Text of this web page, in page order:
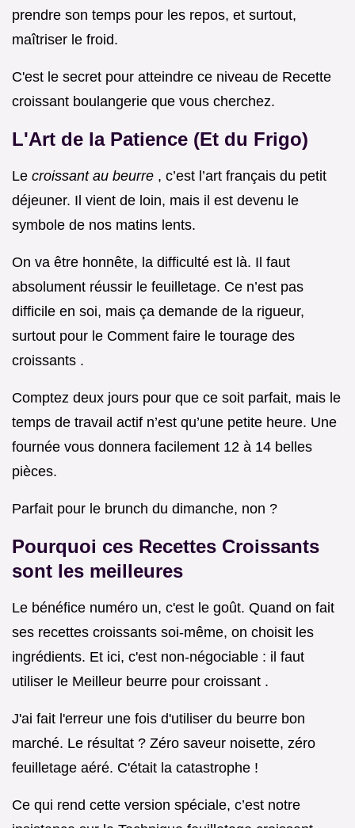
prendre son temps pour les repos, et surtout,
maîtriser le froid.
C'est le secret pour atteindre ce niveau de Recette
croissant boulangerie que vous cherchez.
L'Art de la Patience (Et du Frigo)
Le croissant au beurre , c’est l’art français du petit
déjeuner. Il vient de loin, mais il est devenu le
symbole de nos matins lents.
On va être honnête, la difficulté est là. Il faut
absolument réussir le feuilletage. Ce n’est pas
difficile en soi, mais ça demande de la rigueur,
surtout pour le Comment faire le tourage des
croissants .
Comptez deux jours pour que ce soit parfait, mais le
temps de travail actif n’est qu’une petite heure. Une
fournée vous donnera facilement 12 à 14 belles
pièces.
Parfait pour le brunch du dimanche, non ?
Pourquoi ces Recettes Croissants
sont les meilleures
Le bénéfice numéro un, c'est le goût. Quand on fait
ses recettes croissants soi-même, on choisit les
ingrédients. Et ici, c'est non-négociable : il faut
utiliser le Meilleur beurre pour croissant .
J'ai fait l'erreur une fois d'utiliser du beurre bon
marché. Le résultat ? Zéro saveur noisette, zéro
feuilletage aéré. C'était la catastrophe !
Ce qui rend cette version spéciale, c’est notre